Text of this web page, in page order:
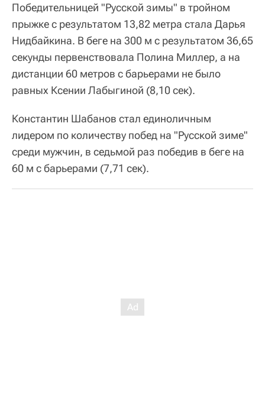
Победительницей "Русской зимы" в тройном
прыжке с результатом 13,82 метра стала Дарья
Нидбайкина. В беге на 300 м с результатом 36,65
секунды первенствовала Полина Миллер, а на
дистанции 60 метров с барьерами не было
равных Ксении Лабыгиной (8,10 сек).
Константин Шабанов стал единоличным
лидером по количеству побед на "Русской зиме"
среди мужчин, в седьмой раз победив в беге на
60 м с барьерами (7,71 сек).